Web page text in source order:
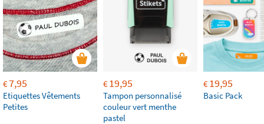
€7,95
Etiquettes Vêtements
Petites
€19,95
Tampon personnalisé
couleur vert menthe
pastel
€19,95
Basic Pack